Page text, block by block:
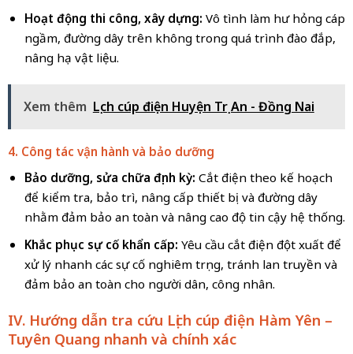
Hoạt động thi công, xây dựng: Vô tình làm hư hỏng cáp
ngầm, đường dây trên không trong quá trình đào đắp,
nâng hạ vật liệu.
Xem thêm Lịch cúp điện Huyện Trị An - Đồng Nai
4. Công tác vận hành và bảo dưỡng
Bảo dưỡng, sửa chữa định kỳ: Cắt điện theo kế hoạch
để kiểm tra, bảo trì, nâng cấp thiết bị và đường dây
nhằm đảm bảo an toàn và nâng cao độ tin cậy hệ thống.
Khắc phục sự cố khẩn cấp: Yêu cầu cắt điện đột xuất để
xử lý nhanh các sự cố nghiêm trọng, tránh lan truyền và
đảm bảo an toàn cho người dân, công nhân.
IV. Hướng dẫn tra cứu Lịch cúp điện Hàm Yên –
Tuyên Quang nhanh và chính xác